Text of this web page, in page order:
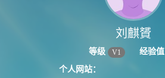
刘麒贇
等级 V1 经验值
个人网站：